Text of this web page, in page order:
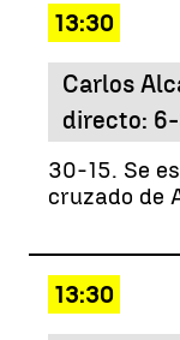
13:30
Carlos
directo:
30-15. Se
cruzado de
13:30